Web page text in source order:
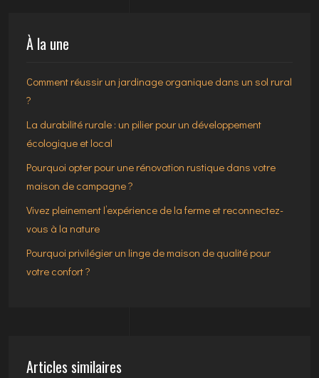
À la une
Comment réussir un jardinage organique dans un sol rural
?
La durabilité rurale : un pilier pour un développement
écologique et local
Pourquoi opter pour une rénovation rustique dans votre
maison de campagne ?
Vivez pleinement l’expérience de la ferme et reconnectez-
vous à la nature
Pourquoi privilégier un linge de maison de qualité pour
votre confort ?
Articles similaires